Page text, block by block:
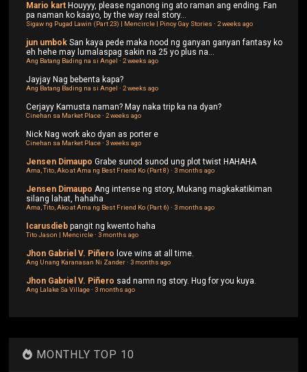
Mario kart Houyyy, please nganong ing ato raman ang ending. Fan
pa naman ko kaayo, by the way real story...
Sigaw ng Pugad Lawin (Part 23) | Mencircle | Pinoy Gay Stories ·2 weeks ago
jun umbok San kaya pede maka nood ng ganyan ganyan fantasy ko
eh hehe may lumalaspag sakin na 25 yo plus na...
Ang Batang Bading na si Angel ·2 weeks ago
Jayjay Nag bebenta kapa?
Ang Batang Bading na si Angel ·2 weeks ago
Cerjayy Kamusta naman? May naka trip ka na dyan?
Cinehan sa Market Place·2 weeks ago
Nick Nag work ako dyan as porter e
Cinehan sa Market Place·3 weeks ago
Jensen Dimaupo Grabe sunod sunod ung plot twist HAHAHA
Ama, Tito, Ako at Ama ng Best Friend Ko (Part 8) ·3 months ago
Jensen Dimaupo Ang intense ng story, Mukang magkakatikiman
silang lahat, hahaha
Ama, Tito, Ako at Ama ng Best Friend Ko (Part 6) ·3 months ago
Icarusdieb pangit ng kwento haha
Tito Jason | Mencircle·3 months ago
Jhon Gabriel V. Piñero love wins at all time.
Ang Unang Karanasan Ni Zander·3 months ago
Jhon Gabriel V. Piñero sad namn ng story. Hug for you kuya.
Ang Lalake Sa Village·3 months ago
MONTHLY TOP 10